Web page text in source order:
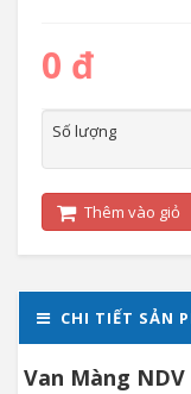
0 đ
Số lượng
Thêm vào giỏ
CHI TIẾT SẢN
Van Màng